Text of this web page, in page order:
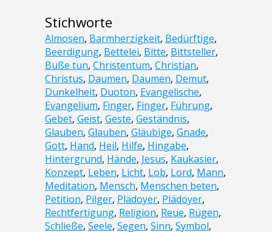
Stichworte
Almosen, Barmherzigkeit, Bedürftige,
Beerdigung, Bettelei, Bitte, Bittsteller,
Buße tun, Christentum, Christian,
Christus, Daumen, Daumen, Demut,
Dunkelheit, Duoton, Evangelische,
Evangelium, Finger, Finger, Führung,
Gebet, Geist, Geste, Geständnis,
Glauben, Glauben, Gläubige, Gnade,
Gott, Hand, Heil, Hilfe, Hingabe,
Hintergrund, Hände, Jesus, Kaukasier,
Konzept, Leben, Licht, Lob, Lord, Mann,
Meditation, Mensch, Menschen beten,
Petition, Pilger, Plädoyer, Plädoyer,
Rechtfertigung, Religion, Reue, Rügen,
Schließe, Seele, Segen, Sinn, Symbol,